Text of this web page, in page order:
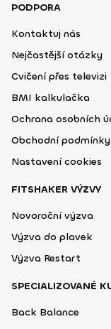
PODPORA
Kontaktuj nás
Nejčastější otázky
Cvičení přes televizi
BMI kalkulačka
Ochrana osobních
Obchodní podmínky
Nastavení cookies
FITSHAKER VÝZVY
Novoroční výzva
Výzva do plavek
Výzva Restart
SPECIALIZOVANÉ
Back Balance